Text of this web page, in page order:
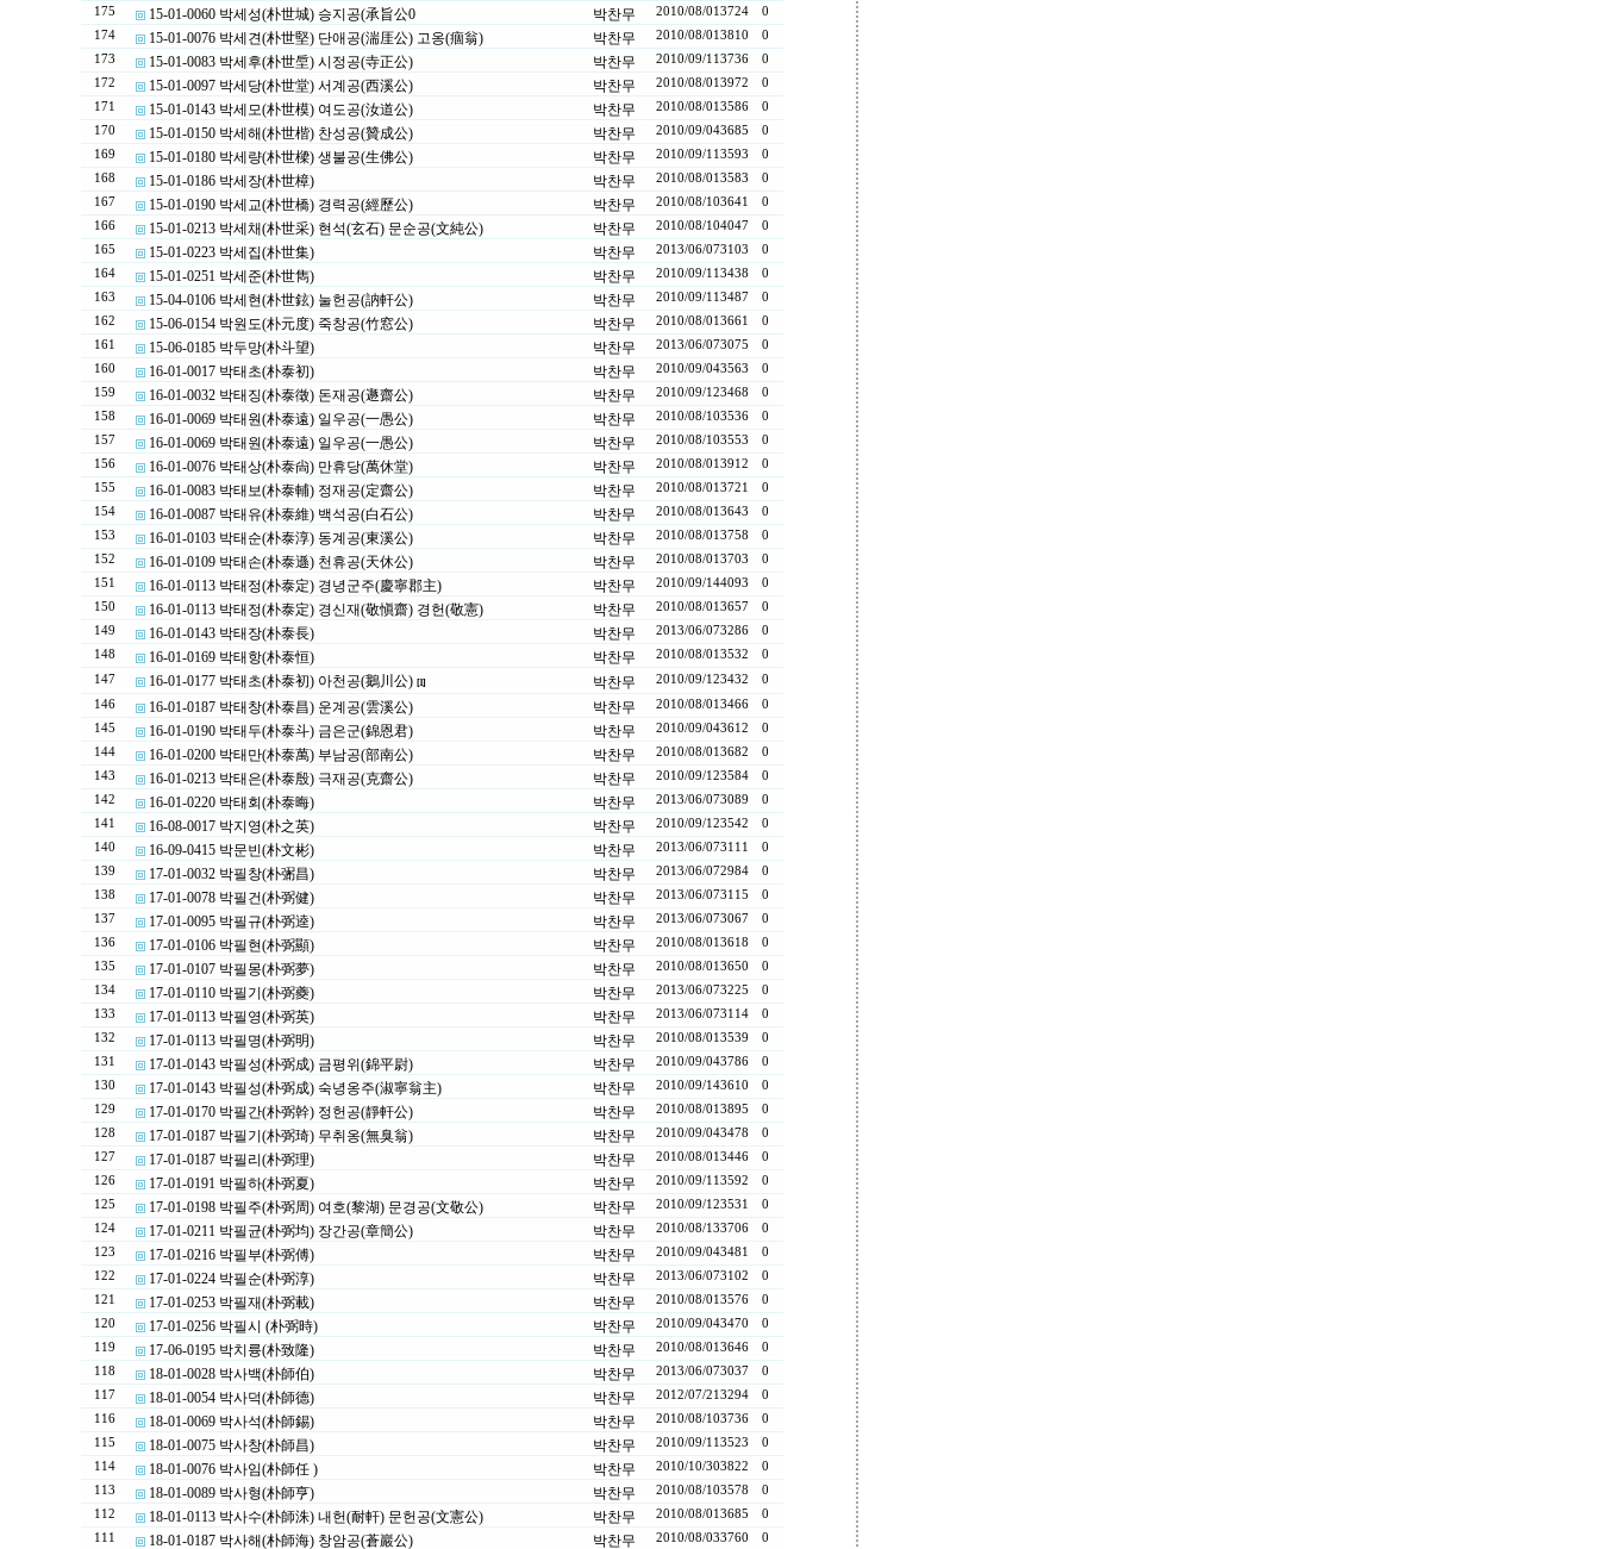
175
15-01-0060 박세성(朴世城) 승지공(承旨公0 박찬무 2010/08/01 3724
0
174
15-01-0076 박세견(朴世堅) 단애공(湍厓公) 고옹(痼翁) 박찬무 2010/08/01 3810
0
173
15-01-0083 박세후(朴世垕) 시정공(寺正公) 박찬무 2010/09/11 3736
0
172
15-01-0097 박세당(朴世堂) 서계공(西溪公) 박찬무 2010/08/01 3972
0
171
15-01-0143 박세모(朴世模) 여도공(汝道公) 박찬무 2010/08/01 3586
0
170
15-01-0150 박세해(朴世楷) 찬성공(贊成公) 박찬무 2010/09/043685
0
169
15-01-0180 박세량(朴世樑) 생불공(生佛公) 박찬무 2010/09/11 3593
0
168
15-01-0186 박세장(朴世樟) 박찬무 2010/08/01 3583
0
167
15-01-0190 박세교(朴世橋) 경력공(經歷公) 박찬무 2010/08/103641
0
166
15-01-0213 박세채(朴世采) 현석(玄石) 문순공(文純公) 박찬무 2010/08/104047
0
165
15-01-0223 박세집(朴世集) 박찬무 2013/06/073103
0
164
15-01-0251 박세준(朴世雋) 박찬무 2010/09/11 3438
0
163
15-04-0106 박세현(朴世鉉) 눌헌공(訥軒公) 박찬무 2010/09/11 3487
0
162
15-06-0154 박원도(朴元度) 죽창공(竹窓公) 박찬무 2010/08/01 3661
0
161
15-06-0185 박두망(朴斗望) 박찬무 2013/06/073075
0
160
16-01-0017 박태초(朴泰初) 박찬무 2010/09/043563
0
159
16-01-0032 박태징(朴泰徵) 돈재공(遯齋公) 박찬무 2010/09/123468
0
158
16-01-0069 박태원(朴泰遠) 일우공(一愚公) 박찬무 2010/08/103536
0
157
16-01-0069 박태원(朴泰遠) 일우공(一愚公) 박찬무 2010/08/103553
0
156
16-01-0076 박태상(朴泰尙) 만휴당(萬休堂) 박찬무 2010/08/01 3912
0
155
16-01-0083 박태보(朴泰輔) 정재공(定齋公) 박찬무 2010/08/01 3721
0
154
16-01-0087 박태유(朴泰維) 백석공(白石公) 박찬무 2010/08/01 3643
0
153
16-01-0103 박태순(朴泰淳) 동계공(東溪公) 박찬무 2010/08/01 3758
0
152
16-01-0109 박태손(朴泰遜) 천휴공(天休公) 박찬무 2010/08/01 3703
0
151
16-01-0113 박태정(朴泰定) 경녕군주(慶寧郡主) 박찬무 2010/09/144093
0
150
16-01-0113 박태정(朴泰定) 경신재(敬愼齋) 경헌(敬憲) 박찬무 2010/08/01 3657
0
149
16-01-0143 박태장(朴泰長) 박찬무 2013/06/073286
0
148
16-01-0169 박태항(朴泰恒) 박찬무 2010/08/01 3532
0
147
16-01-0177 박태초(朴泰初) 아천공(鵝川公) [1] 박찬무 2010/09/123432
0
146
16-01-0187 박태창(朴泰昌) 운계공(雲溪公) 박찬무 2010/08/01 3466
0
145
16-01-0190 박태두(朴泰斗) 금은군(錦恩君) 박찬무 2010/09/043612
0
144
16-01-0200 박태만(朴泰萬) 부남공(部南公) 박찬무 2010/08/01 3682
0
143
16-01-0213 박태은(朴泰殷) 극재공(克齋公) 박찬무 2010/09/123584
0
142
16-01-0220 박태회(朴泰晦) 박찬무 2013/06/073089
0
141
16-08-0017 박지영(朴之英) 박찬무 2010/09/123542
0
140
16-09-0415 박문빈(朴文彬) 박찬무 2013/06/073111
0
139
17-01-0032 박필창(朴弻昌) 박찬무 2013/06/072984
0
138
17-01-0078 박필건(朴弼健) 박찬무 2013/06/073115
0
137
17-01-0095 박필규(朴弼逵) 박찬무 2013/06/073067
0
136
17-01-0106 박필현(朴弼顯) 박찬무 2010/08/01 3618
0
135
17-01-0107 박필몽(朴弼夢) 박찬무 2010/08/01 3650
0
134
17-01-0110 박필기(朴弼夔) 박찬무 2013/06/073225
0
133
17-01-0113 박필영(朴弼英) 박찬무 2013/06/073114
0
132
17-01-0113 박필명(朴弼明) 박찬무 2010/08/01 3539
0
131
17-01-0143 박필성(朴弼成) 금평위(錦平尉) 박찬무 2010/09/043786
0
130
17-01-0143 박필성(朴弼成) 숙녕옹주(淑寧翁主) 박찬무 2010/09/143610
0
129
17-01-0170 박필간(朴弼幹) 정헌공(靜軒公) 박찬무 2010/08/01 3895
0
128
17-01-0187 박필기(朴弼琦) 무취옹(無臭翁) 박찬무 2010/09/043478
0
127
17-01-0187 박필리(朴弼理) 박찬무 2010/08/01 3446
0
126
17-01-0191 박필하(朴弼夏) 박찬무 2010/09/11 3592
0
125
17-01-0198 박필주(朴弼周) 여호(黎湖) 문경공(文敬公) 박찬무 2010/09/123531
0
124
17-01-0211 박필균(朴弼均) 장간공(章簡公) 박찬무 2010/08/133706
0
123
17-01-0216 박필부(朴弼傅) 박찬무 2010/09/043481
0
122
17-01-0224 박필순(朴弼淳) 박찬무 2013/06/073102
0
121
17-01-0253 박필재(朴弼載) 박찬무 2010/08/01 3576
0
120
17-01-0256 박필시 (朴弼時) 박찬무 2010/09/043470
0
119
17-06-0195 박치륭(朴致隆) 박찬무 2010/08/01 3646
0
118
18-01-0028 박사백(朴師伯) 박찬무 2013/06/073037
0
117
18-01-0054 박사덕(朴師德) 박찬무 2012/07/21 3294
0
116
18-01-0069 박사석(朴師錫) 박찬무 2010/08/103736
0
115
18-01-0075 박사창(朴師昌) 박찬무 2010/09/11 3523
0
114
18-01-0076 박사임(朴師任 ) 박찬무 2010/10/303822
0
113
18-01-0089 박사형(朴師亨) 박찬무 2010/08/103578
0
112
18-01-0113 박사수(朴師洙) 내헌(耐軒) 문헌공(文憲公) 박찬무 2010/08/01 3685
0
111
18-01-0187 박사해(朴師海) 창암공(蒼巖公) 박찬무 2010/08/033760 0